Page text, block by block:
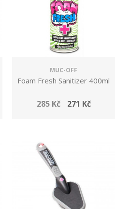
MUC-OFF
Foam Fresh Sanitizer 400ml
285 Kč 271 Kč